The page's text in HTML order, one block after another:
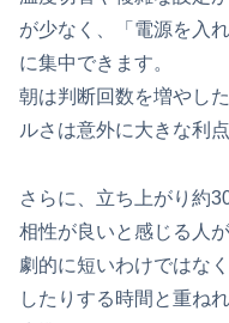
が少なく、「電源を入
に集中できます。
朝は判断回数を増やし
ルさは意外に大きな利点
さらに、立ち上がり約
相性が良いと感じる人
劇的に短いわけではな
したりする時間と重ね